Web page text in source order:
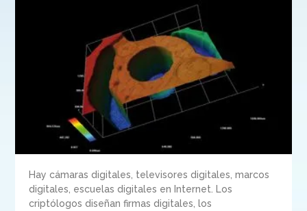
Hay cámaras digitales, televisores digitales, marcos
digitales, escuelas digitales en Internet. Los
criptólogos diseñan firmas digitales, los